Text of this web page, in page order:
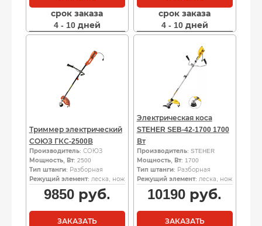
срок заказа
4 - 10 дней
срок заказа
4 - 10 дней
Триммер электрический
СОЮЗ ГКС-2500В
Производитель: СОЮЗ
Мощность, Вт: 2500
Тип штанги: Разборная
Режущий элемент: леска, нож
9850руб.
ЗАКАЗАТЬ
Электрическая коса
STEHER SEB-42-1700 1700
Вт
Производитель: STEHER
Мощность, Вт: 1700
Тип штанги: Разборная
Режущий элемент: леска, нож
10190 руб.
ЗАКАЗАТЬ